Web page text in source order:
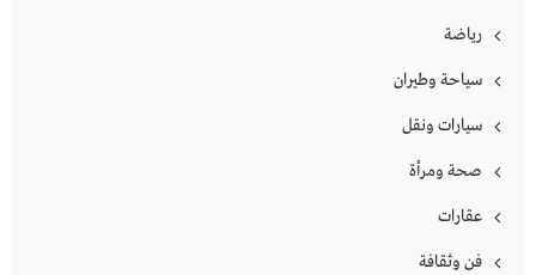
رياضة
سياحة وطيران
سيارات ونقل
صحة ومرأة
عقارات
فن وثقافة